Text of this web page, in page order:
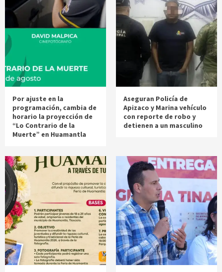
Por ajuste en la
programación, cambia de
horario la proyección de
“Lo Contrario de la
Muerte” en Huamantla
Aseguran Policía de
Apizaco y Marina vehículo
con reporte de robo y
detienen a un masculino